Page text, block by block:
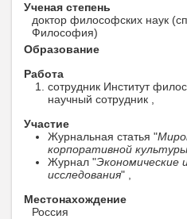
Ученая степень
доктор философских наук
Философия)
Образование
Работа
сотрудник Институт
научный сотрудник ,
Участие
Журнальная статья "
корпоративной культуры
Журнал "Экономические
исследования" ,
Местонахождение
Россия